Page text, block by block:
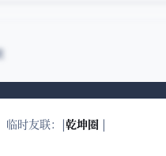
临时友联： |乾坤圈 |